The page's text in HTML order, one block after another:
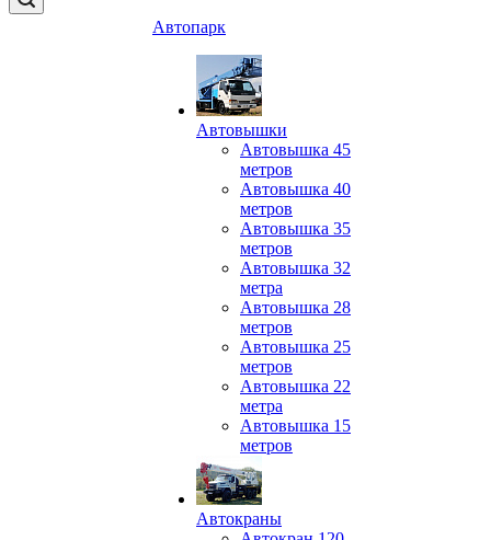
Автопарк
Автовышки
Автовышка 45
метров
Автовышка 40
метров
Автовышка 35
метров
Автовышка 32
метра
Автовышка 28
метров
Автовышка 25
метров
Автовышка 22
метра
Автовышка 15
метров
Автокраны